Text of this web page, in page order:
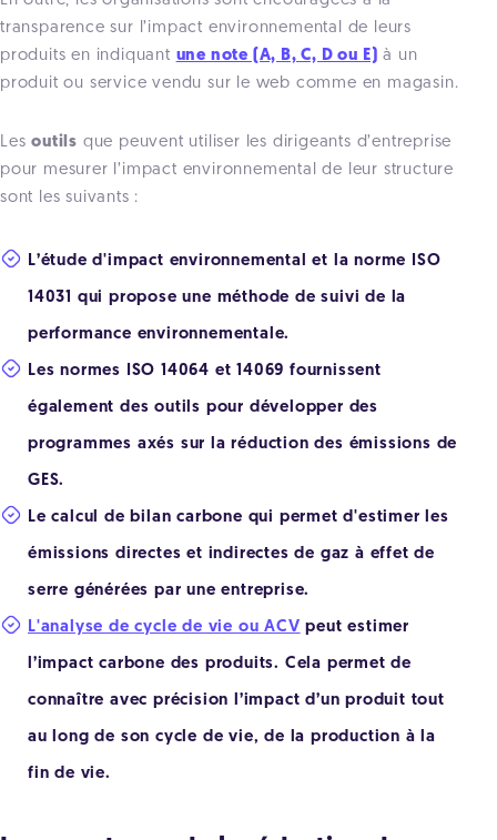
transparence sur l’impact environnemental de leurs
produits en indiquant une note (A, B, C, D ou E) à un
produit ou service vendu sur le web comme en magasin.
Lesoutils que peuvent utiliser les dirigeants d’entreprise
pour mesurer l’impact environnemental de leur structure
sont les suivants :
L’étude d'impact environnemental et la norme ISO
14031 qui propose une méthode de suivi de la
performance environnementale.
Les normes ISO 14064 et 14069 fournissent
également des outils pour développer des
programmes axés sur la réduction des émissions de
GES.
Le calcul de bilan carbone qui permet d'estimer les
émissions directes et indirectes de gaz à effet de
serre générées par une entreprise.
L'analyse de cycle de vie ou ACV peut estimer
l’impact carbone des produits. Cela permet de
connaître avec précision l’impact d’un produit tout
au long de son cycle de vie, de la production à la
fin de vie.